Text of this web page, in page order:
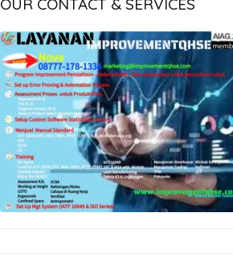
OUR CONTACT & SERVICES